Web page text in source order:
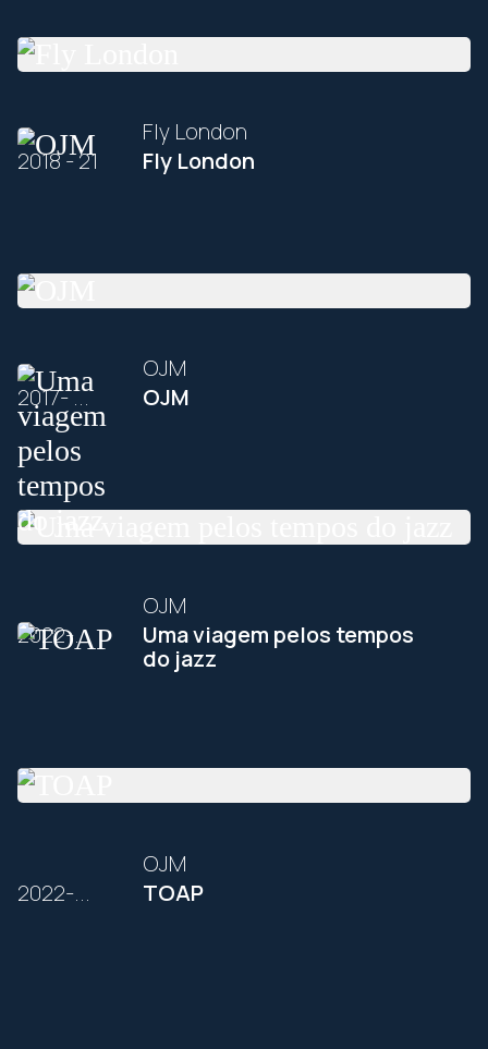
Fly London
2018 - 21
Fly London
OJM
2017- ...
OJM
OJM
2022-...
Uma viagem pelos tempos
do jazz
OJM
2022-...
TOAP